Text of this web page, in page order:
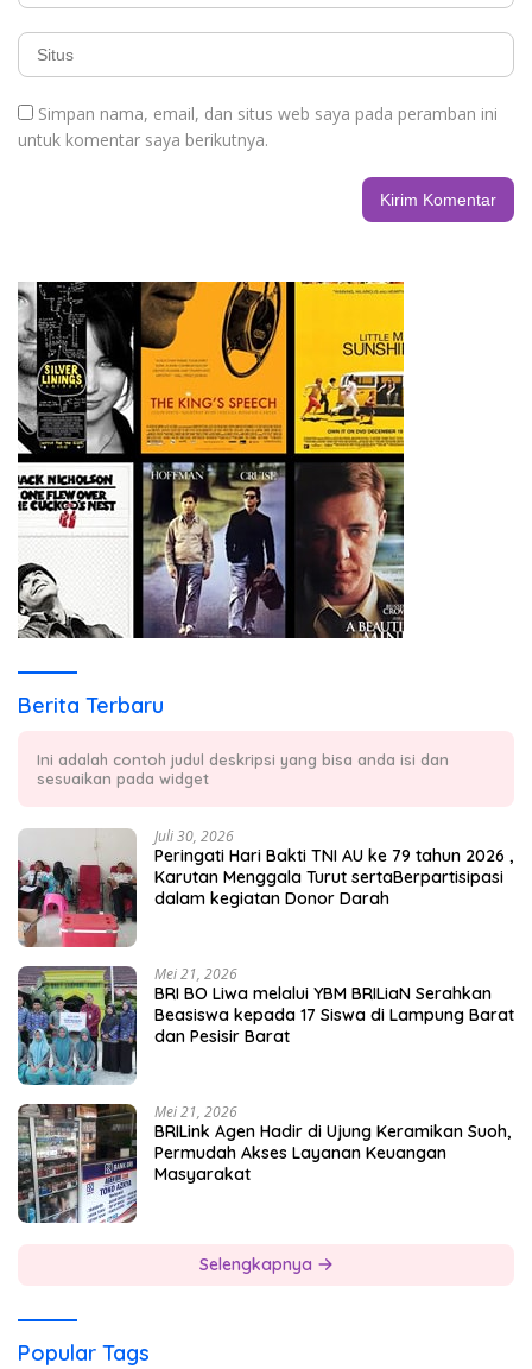
Simpan nama, email, dan situs web saya pada peramban ini
untuk komentar saya berikutnya.
Berita Terbaru
Ini adalah contoh judul deskripsi yang bisa anda isi dan
sesuaikan pada widget
Juli 30, 2026
Peringati Hari Bakti TNI AU ke 79 tahun 2026 ,
Karutan Menggala Turut sertaBerpartisipasi
dalam kegiatan Donor Darah
Mei 21, 2026
BRI BO Liwa melalui YBM BRILiaN Serahkan
Beasiswa kepada 17 Siswa di Lampung Barat
dan Pesisir Barat
Mei 21, 2026
BRILink Agen Hadir di Ujung Keramikan Suoh,
Permudah Akses Layanan Keuangan
Masyarakat
Selengkapnya
Popular Tags